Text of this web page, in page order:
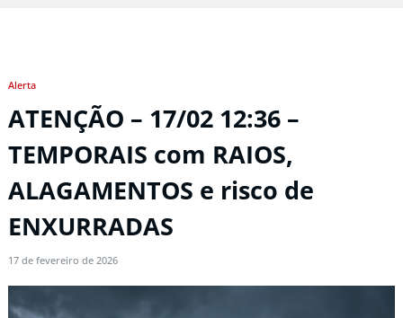
Alerta
ATENÇÃO – 17/02 12:36 –
TEMPORAIS com RAIOS,
ALAGAMENTOS e risco de
ENXURRADAS
17 de fevereiro de 2026